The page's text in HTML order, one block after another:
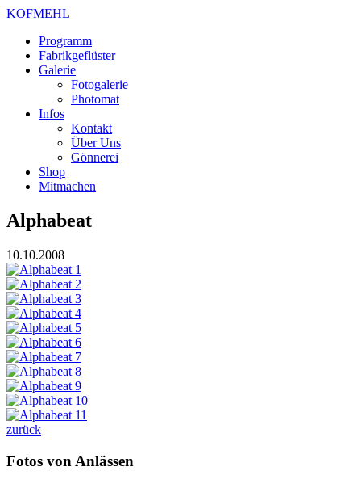
KOFMEHL
Programm
Fabrikgeflüster
Galerie
Fotogalerie
Photomat
Infos
Kontakt
Über Uns
Gönnerei
Shop
Mitmachen
Alphabeat
10.10.2008
zurück
Fotos von Anlässen